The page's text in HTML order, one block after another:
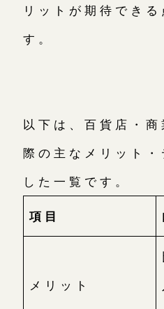
リットが期待でき
す。
以下は、百貨店・
際の主なメリット
した一覧です。
項目
メリット